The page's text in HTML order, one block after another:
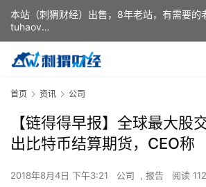
首页 资讯 公司
【链得得早报】全球最大股
出比特币结算期货，CEO称
2018年8月4日 下午3:21 公司 , 报告 阅读
本站（刺猬财经）出售，8年老站，有需要的
tuhaov
This website (ciweicaijing) is for sale. It is
website. If you need it, please contact TG: